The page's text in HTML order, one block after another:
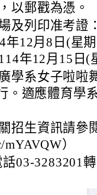
以郵戳為憑。
及列印准考證
年12月8日(星
年12月15日(
學系女子啦啦
。適應體育學
招生資訊請參
）
03-3283201